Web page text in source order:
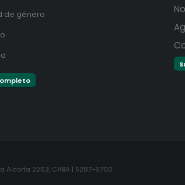
de género
Alcorta 2263, CABA | 5287-6700